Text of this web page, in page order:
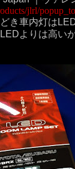
jlrl/
き車内灯は
よりは高い